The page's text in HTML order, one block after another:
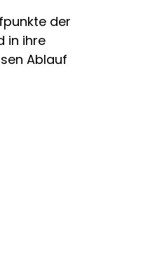
der
in ihre
Ablauf